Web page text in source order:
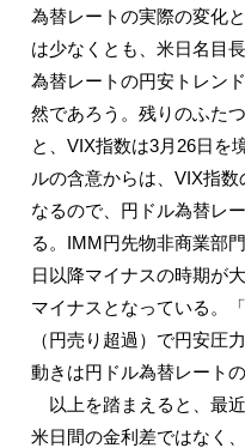
為替レートの実際の変化
は少なくとも、米日名目
為替レートの円安トレン
然であろう。残りのふた
と、VIX指数は3月26日を
ルの含意からは、VIX指
なるので、円ドル為替レ
る。IMM円先物非商業部
日以降マイナスの時期が
マイナスとなっている。
（円売り超過）で円安圧
動きは円ドル為替レート
以上を踏まえると、最
米日間の金利差ではなく